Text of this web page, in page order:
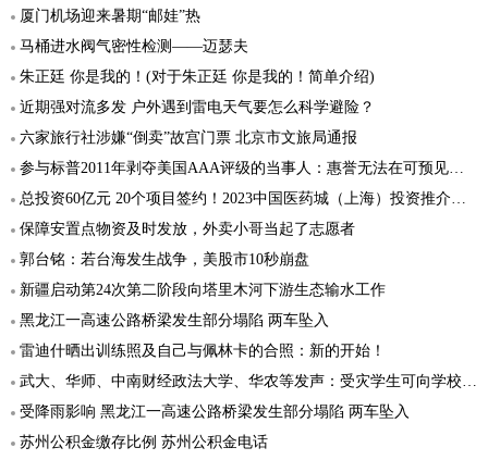
厦门机场迎来暑期“邮娃”热
马桶进水阀气密性检测——迈瑟夫
朱正廷 你是我的！(对于朱正廷 你是我的！简单介绍)
近期强对流多发 户外遇到雷电天气要怎么科学避险？
六家旅行社涉嫌“倒卖”故宫门票 北京市文旅局通报
参与标普2011年剥夺美国AAA评级的当事人：惠誉无法在可预见的未来恢复美国的AAA顶级信用评级
总投资60亿元 20个项目签约！2023中国医药城（上海）投资推介会举行
保障安置点物资及时发放，外卖小哥当起了志愿者
郭台铭：若台海发生战争，美股市10秒崩盘
新疆启动第24次第二阶段向塔里木河下游生态输水工作
黑龙江一高速公路桥梁发生部分塌陷 两车坠入
雷迪什晒出训练照及自己与佩林卡的合照：新的开始！
武大、华师、中南财经政法大学、华农等发声：受灾学生可向学校申请补助
受降雨影响 黑龙江一高速公路桥梁发生部分塌陷 两车坠入
苏州公积金缴存比例 苏州公积金电话